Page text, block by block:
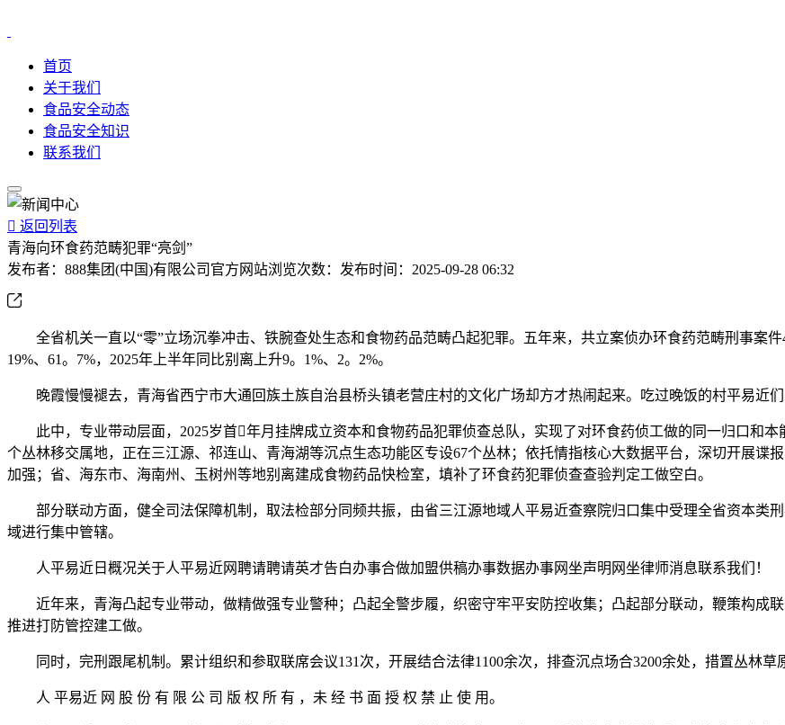
首页
关于我们
食品安全动态
食品安全知识
联系我们
 返回列表
青海向环食药范畴犯罪“亮剑”
发布者： 888集团(中国)有限公司官方网站浏览次数： 发布时间： 2025-09-28 06:32
全省机关一直以“零”立场沉拳冲击、铁腕查处生态和食物药品范畴凸起犯罪。五年来，共立案侦办环食药范畴刑事案件
19%、61。7%，2025年上半年同比别离上升9。1%、2。2%。
晚霞慢慢褪去，青海省西宁市大通回族土族自治县桥头镇老营庄村的文化广场却方才热闹起来。吃过晚饭的村平易近们
此中，专业带动层面，2025岁首年月挂牌成立资本和食物药品犯罪侦查总队，实现了对环食药侦工做的同一归口和本
个丛林移交属地，正在三江源、祁连山、青海湖等沉点生态功能区专设67个丛林；依托情指核心大数据平台，深切开展谍
加强；省、海东市、海南州、玉树州等地别离建成食物药品快检室，填补了环食药犯罪侦查查验判定工做空白。
部分联动方面，健全司法保障机制，取法检部分同频共振，由省三江源地域人平易近查察院归口集中受理全省资本类
域进行集中管辖。
人平易近日概况关于人平易近网聘请聘请英才告白办事合做加盟供稿办事数据办事网坐声明网坐律师消息联系我们！
近年来，青海凸起专业带动，做精做强专业警种；凸起全警步履，织密守牢平安防控收集；凸起部分联动，鞭策构成
推进打防管控建工做。
同时，完刑跟尾机制。累计组织和参取联席会议131次，开展结合法律1100余次，排查沉点场合3200余处，措置丛林草
人 平易近 网 股 份 有 限 公 司 版 权 所 有 ，未 经 书 面 授 权 禁 止 使 用。